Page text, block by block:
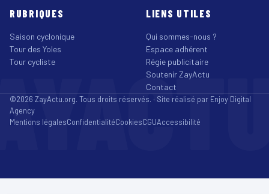
RUBRIQUES
Saison cyclonique
Tour des Yoles
Tour cycliste
LIENS UTILES
Qui sommes-nous ?
Espace adhérent
Régie publicitaire
Soutenir ZayActu
Contact
©2026 ZayActu.org. Tous droits réservés. · Site réalisé par Enjoy Digital
Agency
Mentions légalesConfidentialitéCookiesCGUAccessibilité